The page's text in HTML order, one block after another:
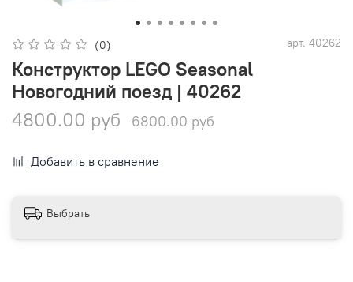
(0) арт. 40262
Конструктор LEGO Seasonal
Новогодний поезд | 40262
4800.00 руб
6800.00 руб
Добавить в сравнение
Выбрать